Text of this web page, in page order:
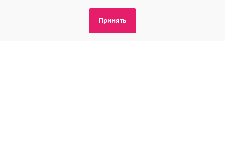
Принять
индивидуальность и привлечь внимание к
вашему уникальному образу жизни.
admin@buket24delivery.ru
пл. Киевского Вокзала 2,